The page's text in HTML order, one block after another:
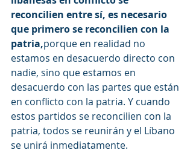
reconcilien entre sí, es necesario
que primero se reconcilien con la
patria,porque en realidad no
estamos en desacuerdo directo con
nadie, sino que estamos en
desacuerdo con las partes que están
en conflicto con la patria. Y cuando
estos partidos se reconcilien con la
patria, todos se reunirán y el Líbano
se unirá inmediatamente.